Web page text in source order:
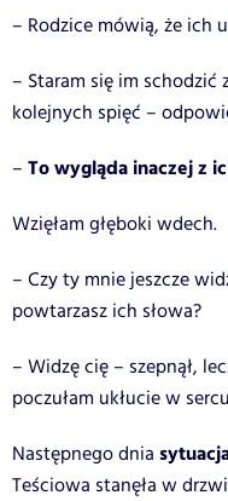
– Rodzice mówią, że ich
– Staram się im
kolejnych spięć –
– To wygląda inaczej z
Wzięłam głęboki wdech.
– Czy ty mnie jeszcze
powtarzasz ich słowa?
– Widzę cię – szepnął,
poczułam ukłucie w
Następnego dnia
Teściowa stanęła w